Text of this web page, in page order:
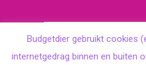
Budgetdier gebruikt cookies
internetgedrag binnen en buiten